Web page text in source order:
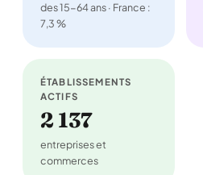
des 15-64 ans · France :
7,3 %
ÉTABLISSEMENTS
ACTIFS
2 137
entreprises et
commerces